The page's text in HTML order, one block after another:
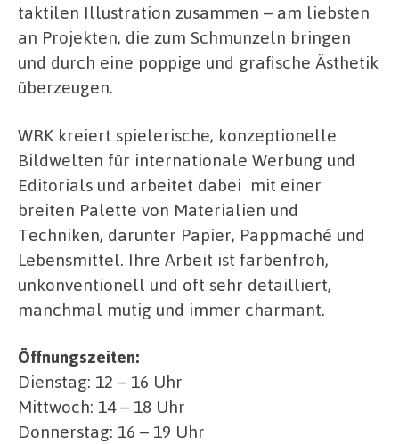
taktilen Illustration zusammen – am liebsten
an Projekten, die zum Schmunzeln bringen
und durch eine poppige und grafische Ästhetik
überzeugen.
WRK kreiert spielerische, konzeptionelle
Bildwelten für internationale Werbung und
Editorials und arbeitet dabei mit einer
breiten Palette von Materialien und
Techniken, darunter Papier, Pappmaché und
Lebensmittel. Ihre Arbeit ist farbenfroh,
unkonventionell und oft sehr detailliert,
manchmal mutig und immer charmant.
Öffnungszeiten:
Dienstag: 12 – 16 Uhr
Mittwoch: 14 – 18 Uhr
Donnerstag: 16 – 19 Uhr